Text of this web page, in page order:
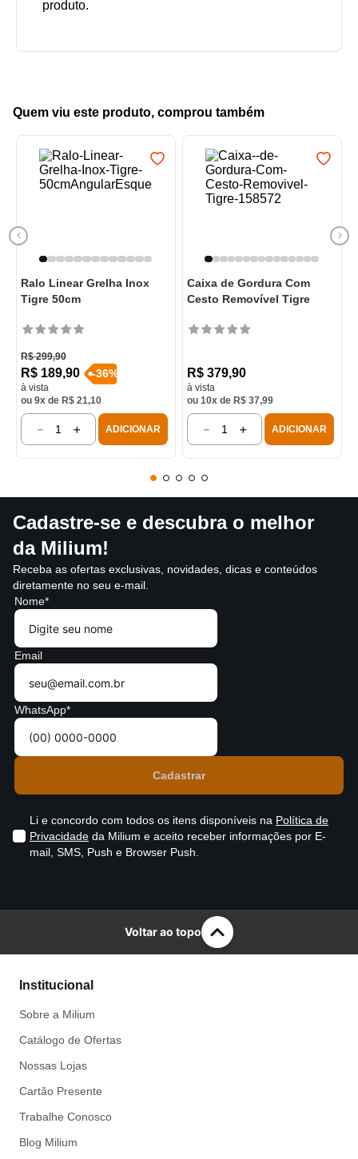
Quem viu este produto, comprou também
Ralo Linear Grelha Inox
Tigre 50cm
R$ 299,90
R$ 189,90
à vista
-36%
ou 9x de R$ 21,10
＋
－ ADICIONAR
Caixa de Gordura Com
Cesto Removível Tigre
R$ 379,90
à vista
ou 10x de R$ 37,99
＋
－ ADICIONAR
Cadastre-se e descubra o melhor
da Milium!
Receba as ofertas exclusivas, novidades, dicas e conteúdos
diretamente no seu e-mail.
Nome*
Email
WhatsApp*
Li e concordo com todos os itens disponíveis na Política de
Privacidade da Milium e aceito receber informações por E-
mail, SMS, Push e Browser Push.
Voltar ao topo
Institucional
Sobre a Milium
Catálogo de Ofertas
Nossas Lojas
Cartão Presente
Trabalhe Conosco
Blog Milium